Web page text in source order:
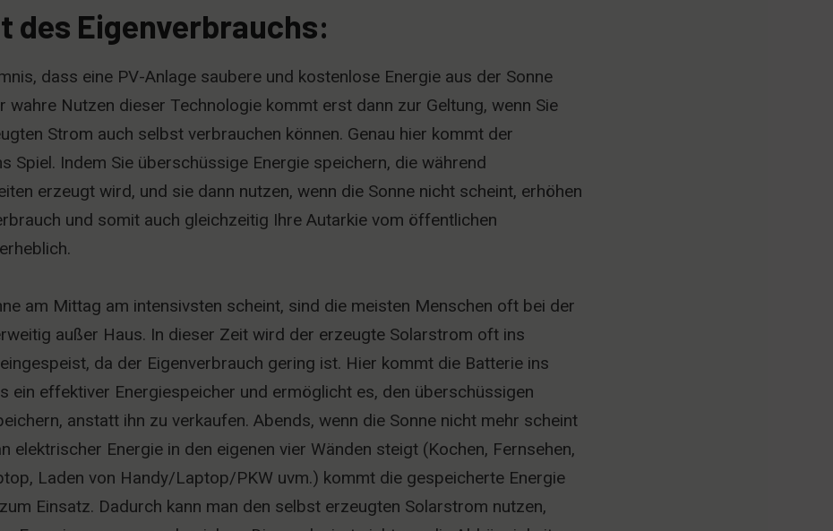
des Eigenverbrauchs:
dass eine PV-Anlage saubere und kostenlose Energie aus der Sonne
wahre Nutzen dieser Technologie kommt erst dann zur Geltung, wenn Sie
Strom auch selbst verbrauchen können. Genau hier kommt der
Spiel. Indem Sie überschüssige Energie speichern, die während
erzeugt wird, und sie dann nutzen, wenn die Sonne nicht scheint, erhöhen
und somit auch gleichzeitig Ihre Autarkie vom öffentlichen
am Mittag am intensivsten scheint, sind die meisten Menschen oft bei der
außer Haus. In dieser Zeit wird der erzeugte Solarstrom oft ins
da der Eigenverbrauch gering ist. Hier kommt die Batterie ins
ein effektiver Energiespeicher und ermöglicht es, den überschüssigen
anstatt ihn zu verkaufen. Abends, wenn die Sonne nicht mehr scheint
elektrischer Energie in den eigenen vier Wänden steigt (Kochen, Fernsehen,
Laden von Handy/Laptop/PKW uvm.) kommt die gespeicherte Energie
Einsatz. Dadurch kann man den selbst erzeugten Solarstrom nutzen,